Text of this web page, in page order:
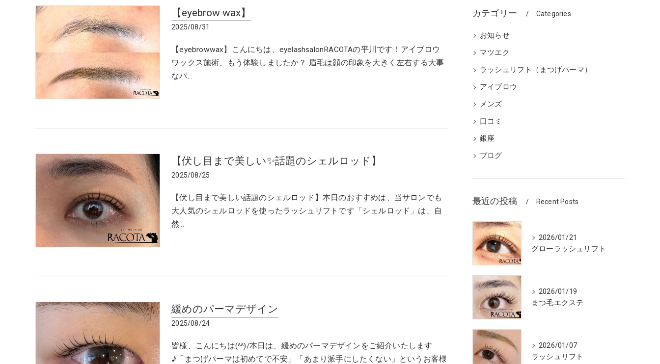
【eyebrow wax】
2025/08/31
【eyebrowwax】こんにちは、eyelashsalonRACOTAの平川です！アイブロウ
ワックス施術、もう体験しましたか？ 眉毛は顔の印象を大きく左右する大事
なパ…
【伏し目まで美しい✨話題のシェルロッド】
2025/08/25
【伏し目まで美しい話題のシェルロッド】本日のおすすめは、当サロンでも
大人気のシェルロッドを使ったラッシュリフトです「シェルロッド」は、自
然…
緩めのパーマデザイン
2025/08/24
皆様、こんにちは(^^)/本日は、緩めのパーマデザインをご紹介いたします
♪「まつげパーマは初めてで不安」「あまり派手にしたくない」というお客様
カテゴリー Categories
お知らせ
マツエク
ラッシュリフト（まつげパーマ）
アイブロウ
メンズ
口コミ
銀座
ブログ
最近の投稿 Recent Posts
2026/01/21
グローラッシュリフト
2026/01/19
まつ毛エクステ
2026/01/07
ラッシュリフト